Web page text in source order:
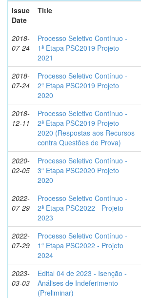
Issue
Date
Title
2018-
07-24
Processo Seletivo Contínuo -
1ª Etapa PSC2019 Projeto
2021
2018-
07-24
Processo Seletivo Contínuo -
2ª Etapa PSC2019 Projeto
2020
2018-
12-11
Processo Seletivo Contínuo -
2ª Etapa PSC2019 Projeto
2020 (Respostas aos Recursos
contra Questões de Prova)
2020-
02-05
Processo Seletivo Contínuo -
3ª Etapa PSC2020 Projeto
2020
2022-
07-29
Processo Seletivo Contínuo -
2ª Etapa PSC2022 - Projeto
2023
2022-
07-29
Processo Seletivo Contínuo -
1ª Etapa PSC2022 - Projeto
2024
2023-
03-03
Edital 04 de 2023 - Isenção -
Análises de Indeferimento
(Preliminar)